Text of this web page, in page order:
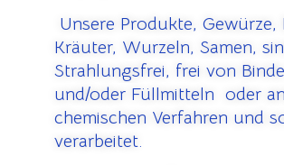
Unsere Produkte, Gewürze,
Kräuter, Wurzeln, Samen,
Strahlungsfrei, frei von Binde
und/oder Füllmitteln oder
chemischen Verfahren und
verarbeitet.